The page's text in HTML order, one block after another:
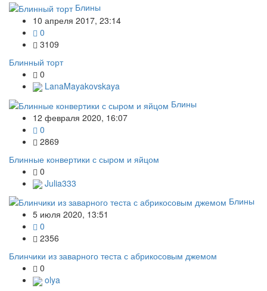
Блины
10 апреля 2017, 23:14
0
3109
Блинный торт
0
LanaMayakovskaya
Блины
12 февраля 2020, 16:07
0
2869
Блинные конвертики с сыром и яйцом
0
Julia333
Блины
5 июля 2020, 13:51
0
2356
Блинчики из заварного теста с абрикосовым джемом
0
olya